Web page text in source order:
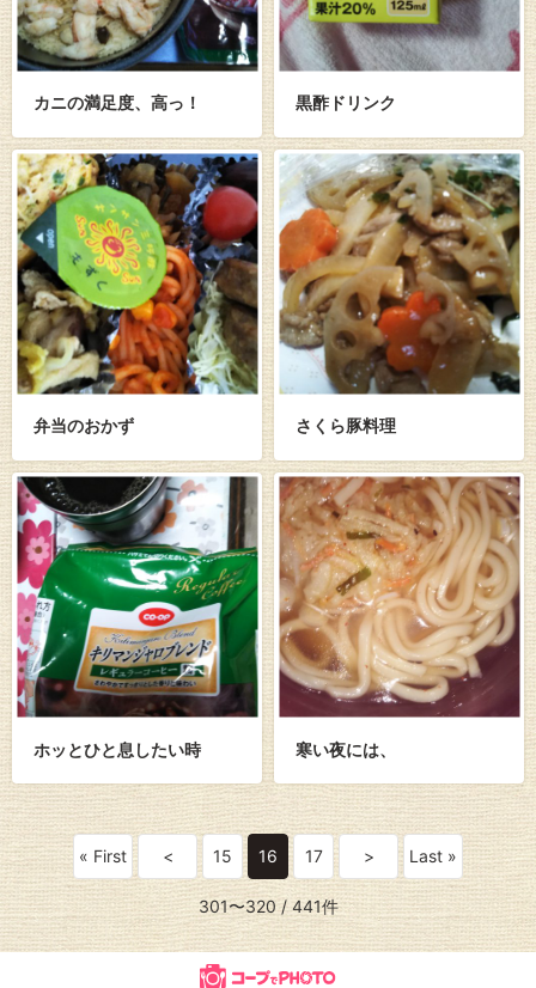
カニの満足度、高っ！ 黒酢ドリンク
弁当のおかず さくら豚料理
ホッとひと息したい時 寒い夜には、
« First < 15 16 17 > Last »
301〜320/ 441件